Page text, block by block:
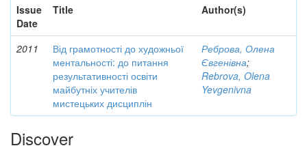
Issue
Date
Title Author(s)
2011
Від грамотності до художньої
ментальності: до питання
результативності освіти
майбутніх учителів
мистецьких дисциплін
Реброва, Олена
Євгенівна;
Rebrova, Olena
Yevgenivna
Discover